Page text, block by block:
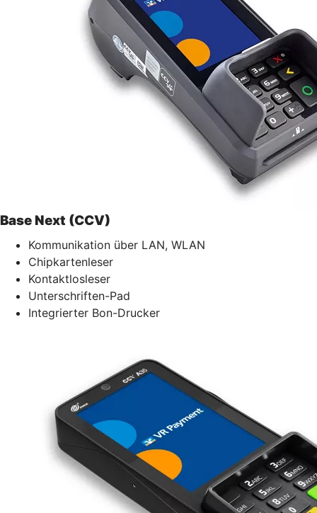
Base Next (CCV)
Kommunikation über LAN, WLAN
Chipkartenleser
Kontaktlosleser
Unterschriften-Pad
Integrierter Bon-Drucker